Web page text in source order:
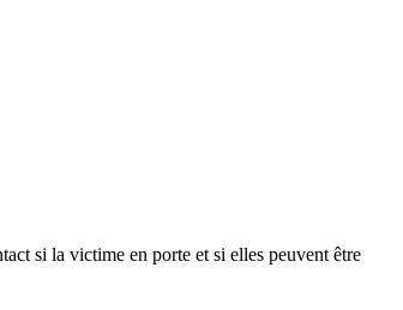
si la victime en porte et si elles peuvent être